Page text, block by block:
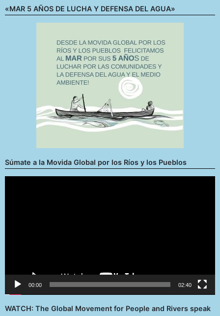
«MAR 5 AÑOS DE LUCHA Y DEFENSA DEL AGUA»
Súmate a la Movida Global por los Ríos y los Pueblos
00:00 02:40
WATCH: The Global Movement for People and Rivers speak